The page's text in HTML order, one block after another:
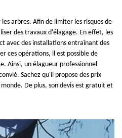
arbres. Afin de limiter les risques de
des travaux d'élagage. En effet, les
avec des installations entraînant des
ces opérations, il est possible de
Ainsi, un élagueur professionnel
Sachez qu'il propose des prix
De plus, son devis est gratuit et